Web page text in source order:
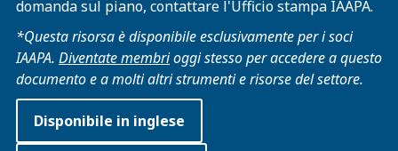
domanda sul piano, contattare l'Ufficio stampa IAAPA.
*Questa risorsa è disponibile esclusivamente per i soci
IAAPA. Diventate membrioggi stesso per accedere a questo
documento e a molti altri strumenti e risorse del settore.
Disponibile in inglese